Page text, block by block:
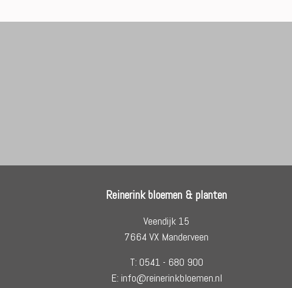
Reinerink bloemen & planten
Veendijk 15
7664 VX Manderveen
T: 0541 - 680 900
E: info@reinerinkbloemen.nl